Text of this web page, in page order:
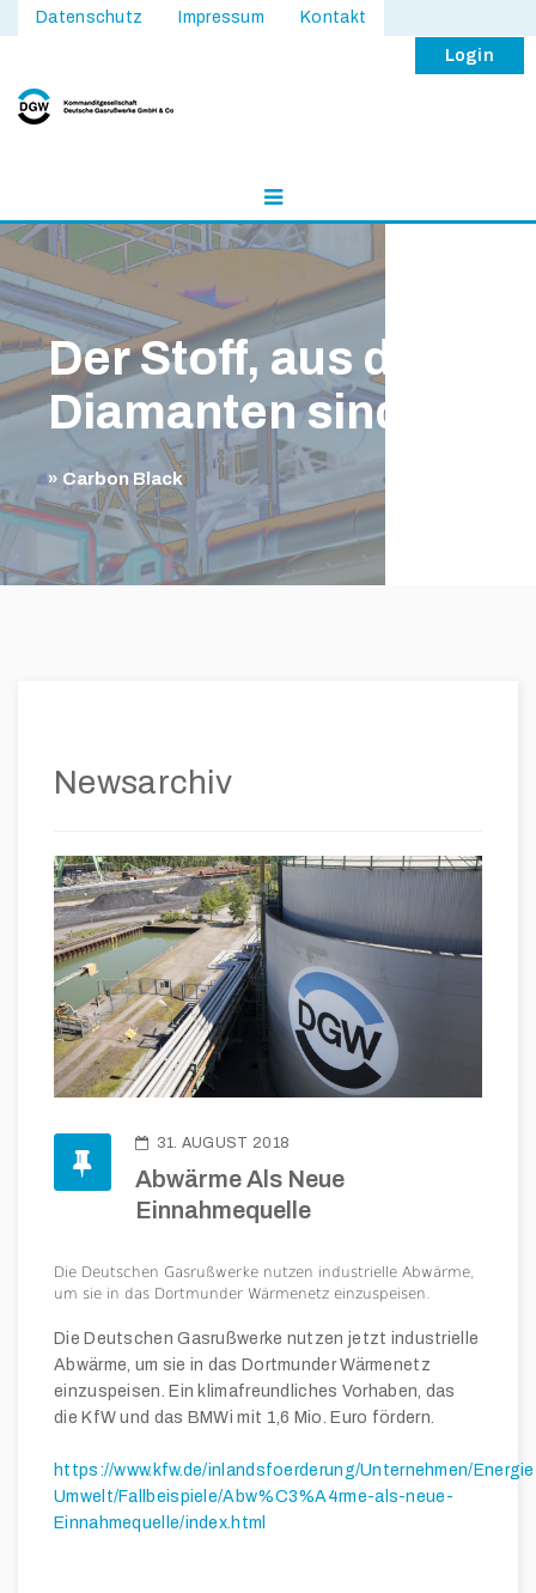
Datenschutz Impressum Kontakt
Login
Der Stoff, aus dem
Diamanten sind …
» Carbon Black
Newsarchiv
31. AUGUST 2018
Abwärme Als Neue
Einnahmequelle
Die Deutschen Gasrußwerke nutzen industrielle Abwärme,
um sie in das Dortmunder Wärmenetz einzuspeisen.
Die Deutschen Gasrußwerke nutzen jetzt industrielle
Abwärme, um sie in das Dortmunder Wärmenetz
einzuspeisen. Ein klima­freundliches Vorhaben, das
die KfW und das BMWi mit 1,6 Mio. Euro fördern.
https://www.kfw.de/inlandsfoerderung/Unternehmen/
Umwelt/Fallbeispiele/Abw%C3%A4rme-als-neue-
Einnahmequelle/index.html